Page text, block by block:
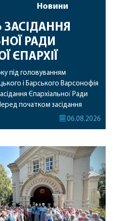
Новини
ЗАСІДАННЯ
РАДИ
ЄПАРХІЇ
під головуванням
і Барського Варсонофія
Єпархіальної Ради
початком засідання
Ради від імені членів Ради
здоров’я, Божої
радості та
у подальшому
[…]
06.08.2026